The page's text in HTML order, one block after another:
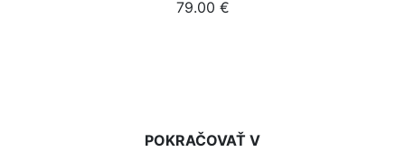
79.00 €
POKRAČOVAŤ V